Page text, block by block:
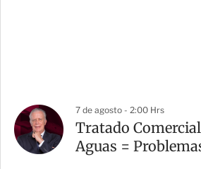
7 de agosto - 2:00 Hrs
Tratado
Aguas =